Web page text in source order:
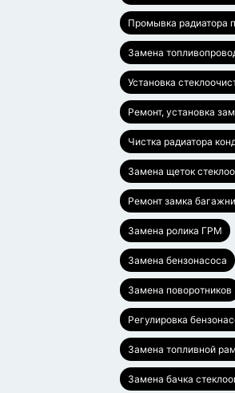
Промывка радиатора
Замена
Установка
Ремонт, установка
Чистка радиатора
Замена щеток
Ремонт замка
Замена ролика ГРМ
Замена бензонасоса
Замена поворотников
Регулировка
Замена топливной
Замена бачка